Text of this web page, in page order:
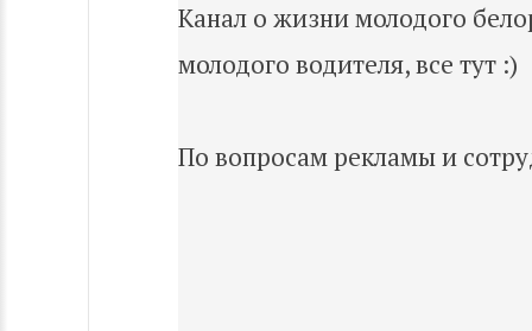
Канал о жизни молодого
молодого водителя, все тут :)
По вопросам рекламы и